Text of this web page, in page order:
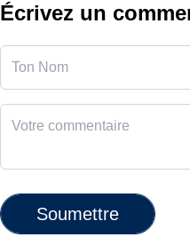
Écrivez un
Soumettre